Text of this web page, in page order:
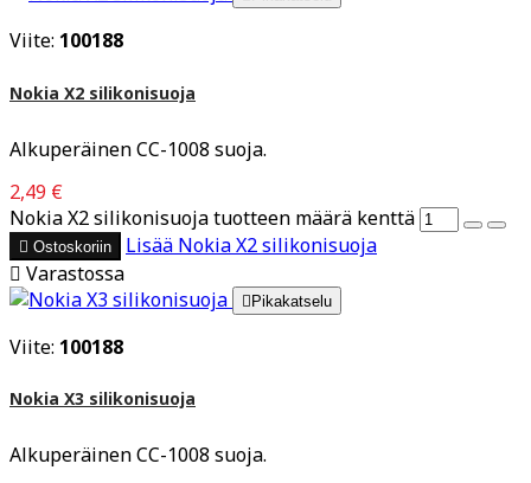
Viite: 100188
Nokia X2 silikonisuoja
Alkuperäinen CC-1008 suoja.
2,49 €
Nokia X2 silikonisuoja tuotteen määrä kenttä
 Ostoskoriin Lisää Nokia X2 silikonisuoja
 Varastossa
Pikakatselu
Viite: 100188
Nokia X3 silikonisuoja
Alkuperäinen CC-1008 suoja.